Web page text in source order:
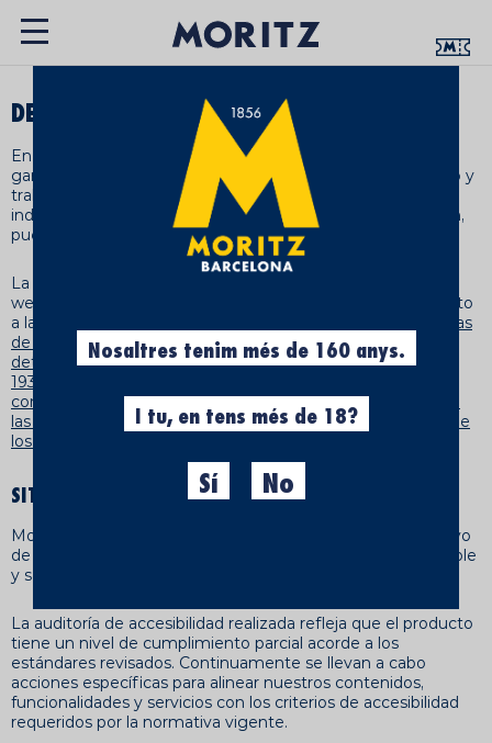
DECLARACIÓN DE ACCESIBILIDAD
En Moritz estamos plenamente comprometidos con
garantizar la accesibilidad digital de nuestros entornos web y
trabajamos continuamente para que cualquier persona,
independientemente de sus capacidades, edad o situación,
pueda utilizarlos sin barreras.
La presente declaración de accesibilidad se aplica al portal
web de Moritz (https://www.moritz.com/), el cual está sujeto
a la
Ley 11/2023, de 8 de mayo, de trasposición de Directivas
de la Unión Europea en materia de accesibilidad de
determinados productos y serviciosy elReal Decreto
193/2023, de 21 de marzo, por el que se regulan las
condiciones básicas de accesibilidad y no discriminación de
las personas con discapacidad para el acceso y utilización de
los bienes y servicios a disposición del público
SITUACIÓN DE CUMPLIMIENTO
Moritz aplica un enfoque de mejora continua con el objetivo
de garantizar que la experiencia de navegación sea accesible
y satisfactoria para todas las personas usuarias.
La auditoría de accesibilidad realizada refleja que el producto
tiene un nivel de cumplimiento parcial acorde a los
estándares revisados. Continuamente se llevan a cabo
acciones específicas para alinear nuestros contenidos,
funcionalidades y servicios con los criterios de accesibilidad
requeridos por la normativa vigente.
Nosaltres tenim més de 160 anys.
I tu, en tens més de 18?
Sí No